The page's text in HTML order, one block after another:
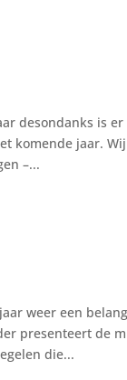
desondanks is
komende jaar.
–...
weer een
presenteert de
die...